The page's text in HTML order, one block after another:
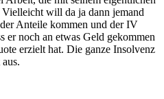
will da ja dann jemand
Anteile kommen und der IV
er noch an etwas Geld gekommen
erzielt hat. Die ganze Insolvenz